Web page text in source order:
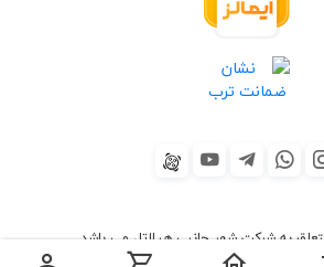
به شرکت شهر جانبی هیلاتل می باشد.